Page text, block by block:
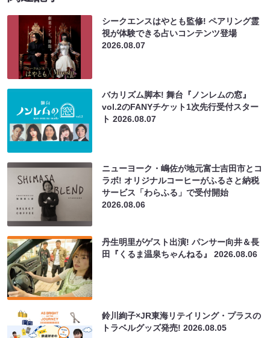
シークエンスはやとも監修! ペアリング霊
視が体験できる占いコンテンツ登場
2026.08.07
バカリズム脚本! 舞台『ノンレムの窓』
vol.2のFANYチケット1次先行受付スター
ト2026.08.07
ニューヨーク・嶋佐が地元富士吉田市とコ
ラボ! オリジナルコーヒーがふるさと納税
サービス「わらふる」で受付開始
2026.08.06
丹生明里がゲスト出演! パンサー向井＆長
田『くるま温泉ちゃんねる』2026.08.06
鈴川絢子×JR東海リテイリング・プラスの
トラベルグッズ発売!2026.08.05